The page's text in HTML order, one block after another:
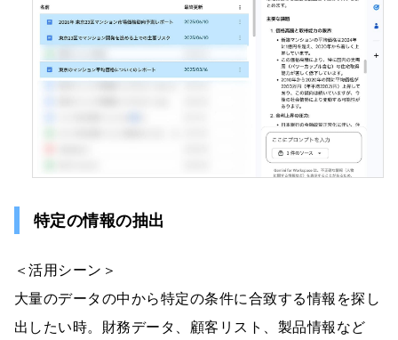
特定の情報の抽出
＜活用シーン＞
大量のデータの中から特定の条件に合致する情報を探し
出したい時。財務データ、顧客リスト、製品情報など